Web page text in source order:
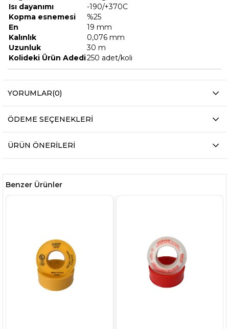
Isı dayanımı
-190/+370C
Kopma esnemesi
%25
En
19 mm
Kalınlık
0,076 mm
Uzunluk
30 m
Kolideki Ürün Adedi250 adet/koli
YORUMLAR(0)
ÖDEME SEÇENEKLERI
ÜRÜN ÖNERILERI
Benzer Ürünler